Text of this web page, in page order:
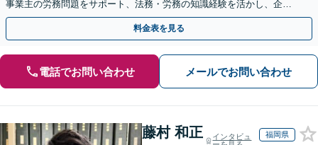
事業主の労務問題をサポート、法務・労務の知識経験を活かし、企業
側から御社の労働問題解決に尽力します。
料金表を見る
電話でお問い合わせ メールでお問い合わせ
藤村 和正
インタビュ
福岡県